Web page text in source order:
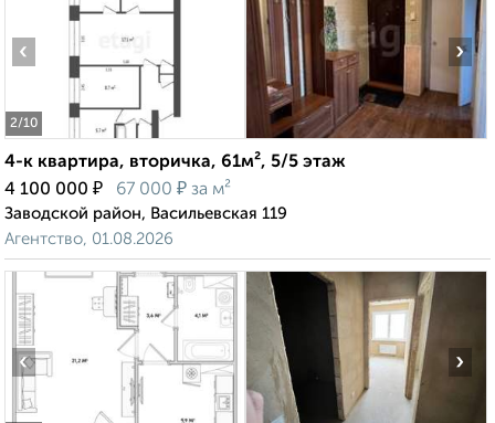
2/10
‹ ›
4-к квартира, вторичка, 61м², 5/5 этаж
4 100 000 ₽ 67 000 ₽ за м²
Заводской район, Васильевская 119
Агентство, 01.08.2026
‹ ›